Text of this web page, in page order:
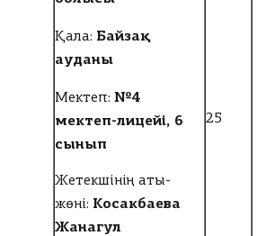
Қала: Байзақ
ауданы
Мектеп: №4
мектеп-лицейі, 6
сынып
Жетекшінің аты-
жөні: Косакбаева
Жанагул
25